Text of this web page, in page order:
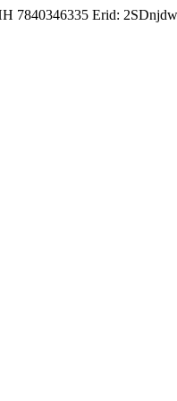
Erid: